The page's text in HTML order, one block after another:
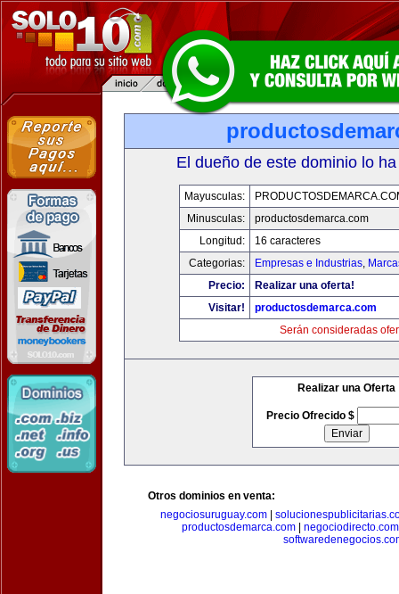
El dueño de este dominio lo
Mayusculas:
Minusculas:
productosdemarca.com
Longitud:
16 caracteres
Categorias:
Empresas e Industrias,
Precio:
Realizar una oferta!
Visitar!
productosdemarca.com
Serán consideradas
Realizar una Oferta
Precio Ofrecido $
Otros dominios en venta:
negociosuruguay.com
productosdemarca.com| negociodirecto.com